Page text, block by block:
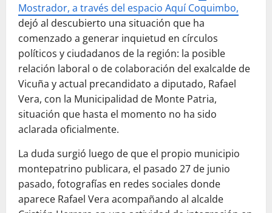
Mostrador, a través del espacio Aquí Coquimbo,
dejó al descubierto una situación que ha
comenzado a generar inquietud en círculos
políticos y ciudadanos de la región: la posible
relación laboral o de colaboración del exalcalde de
Vicuña y actual precandidato a diputado, Rafael
Vera, con la Municipalidad de Monte Patria,
situación que hasta el momento no ha sido
aclarada oficialmente.
La duda surgió luego de que el propio municipio
montepatrino publicara, el pasado 27 de junio
pasado, fotografías en redes sociales donde
aparece Rafael Vera acompañando al alcalde